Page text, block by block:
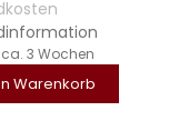
ca. 3 Wochen
Warenkorb